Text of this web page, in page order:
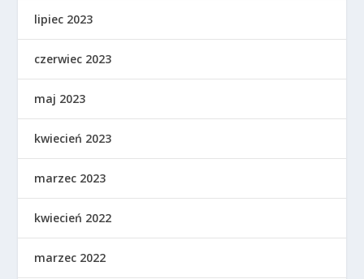
lipiec 2023
czerwiec 2023
maj 2023
kwiecień 2023
marzec 2023
kwiecień 2022
marzec 2022